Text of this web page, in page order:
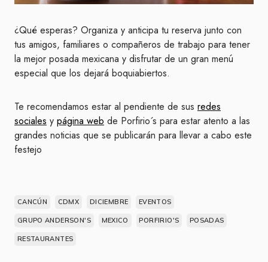
¿Qué esperas? Organiza y anticipa tu reserva junto con
tus amigos, familiares o compañeros de trabajo para tener
la mejor posada mexicana y disfrutar de un gran menú
especial que los dejará boquiabiertos.
Te recomendamos estar al pendiente de sus redes
sociales y página web de Porfirio´s para estar atento a las
grandes noticias que se publicarán para llevar a cabo este
festejo
CANCÚN CDMX DICIEMBRE EVENTOS
GRUPO ANDERSON'S MEXICO PORFIRIO'S POSADAS
RESTAURANTES